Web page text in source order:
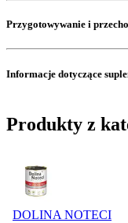
Przygotowywanie i
Informacje dotyczące
Produkty z
DOLINA NOTECI